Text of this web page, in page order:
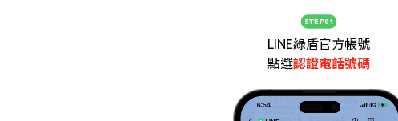
STEP01
LINE綠盾官方帳號
點選認證電話號碼